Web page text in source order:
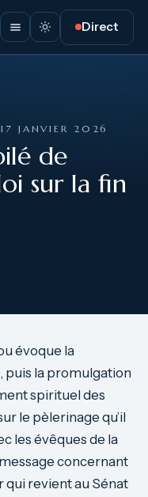
Direct
JANVIER 2026
de
sur la fin
évoque la
puis la promulgation
spirituel des
le pèlerinage qu’il
les évêques de la
concernant
qui revient au Sénat